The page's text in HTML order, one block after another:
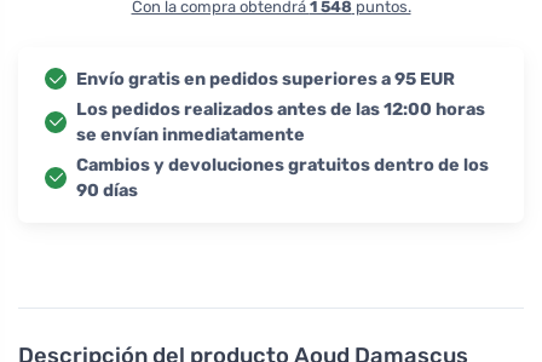
Descripción del producto Aoud Damascus
Con la compra obtendrá 1 548puntos.
Envío gratis en pedidos superiores a 95 EUR
Los pedidos realizados antes de las 12:00 horas
se envían inmediatamente
Cambios y devoluciones gratuitos dentro de los
90 días